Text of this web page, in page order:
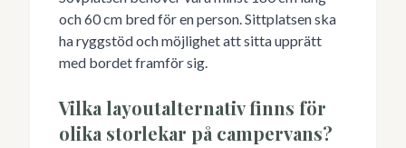
och 60 cm bred för en person. Sittplatsen ska
ha ryggstöd och möjlighet att sitta upprätt
med bordet framför sig.
Vilka layoutalternativ finns för
olika storlekar på campervans?